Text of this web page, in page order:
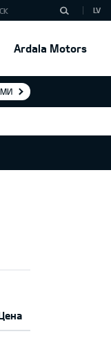
Ardala Motors
LV